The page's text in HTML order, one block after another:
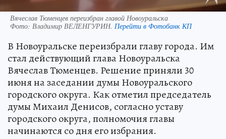
Вячеслав Тюменцев переизбран главой Новоуральска
Фото: Владимир ВЕЛЕНГУРИН. Перейти в Фотобанк КП
В Новоуральске переизбрали главу города. Им
стал действующий глава Новоуральска
Вячеслав Тюменцев. Решение приняли 30
июня на заседании думы Новоуральского
городского округа. Как отметил председатель
думы Михаил Денисов, согласно уставу
городского округа, полномочия главы
начинаются со дня его избрания.